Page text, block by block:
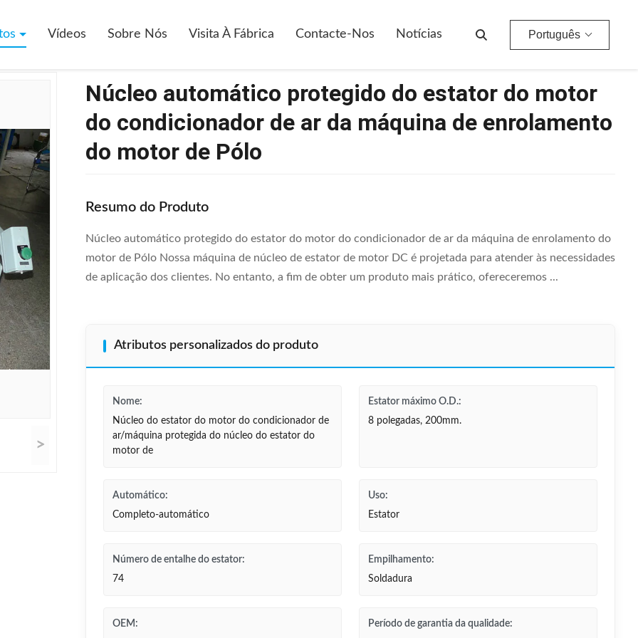
Vídeos Sobre Nós Visita À Fábrica Contacte-Nos Notícias Português
Núcleo Automático Protegido Do Estator Do Motor Do Condicionador De Ar Da Máquina De Enrolamento Do Motor De Pólo
>
Núcleo automático protegido do estator do motor
do condicionador de ar da máquina de enrolamento
do motor de Pólo
Resumo do Produto
Núcleo automático protegido do estator do motor do condicionador de ar da máquina de enrolamento do
motor de Pólo Nossa máquina de núcleo de estator de motor DC é projetada para atender às necessidades
de aplicação dos clientes. No entanto, a fim de obter um produto mais prático, ofereceremos ...
Atributos personalizados do produto
Nome:
Núcleo do estator do motor do condicionador de
ar/máquina protegida do núcleo do estator do
motor de
Estator máximo O.D.:
8 polegadas, 200mm.
Automático:
Completo-automático
Uso:
Estator
Número de entalhe do estator:
74
Empilhamento:
Soldadura
OEM: Período de garantia da qualidade: